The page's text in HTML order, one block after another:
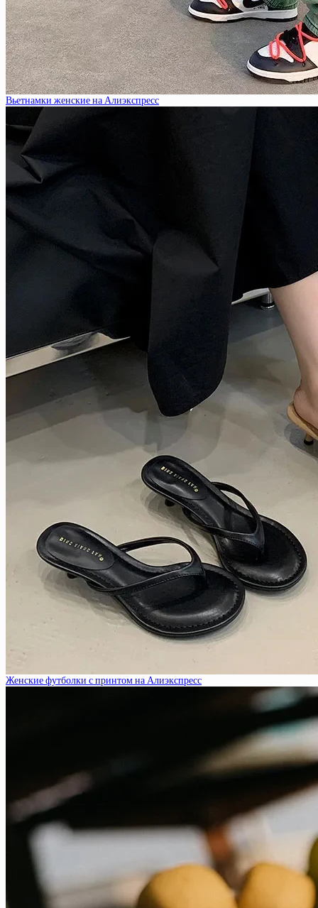
Вьетнамки женские на Алиэкспресс
Женские футболки с принтом на Алиэкспресс